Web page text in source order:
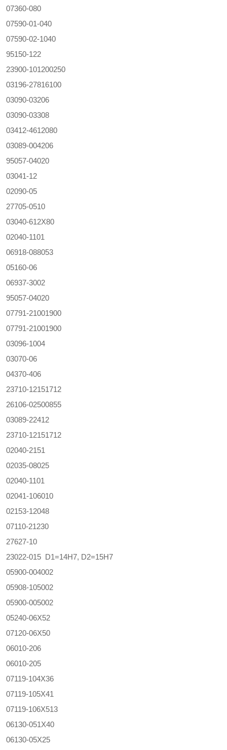
07360-080
07590-01-040
07590-02-1040
95150-122
23900-101200250
03196-27816100
03090-03206
03090-03308
03412-4612080
03089-004206
95057-04020
03041-12
02090-05
27705-0510
03040-612X80
02040-1101
06918-088053
05160-06
06937-3002
95057-04020
07791-21001900
07791-21001900
03096-1004
03070-06
04370-406
23710-12151712
26106-02500855
03089-22412
23710-12151712
02040-2151
02035-08025
02040-1101
02041-106010
02153-12048
07110-21230
27627-10
23022-015 D1=14H7, D2=15H7
05900-004002
05908-105002
05900-005002
05240-06X52
07120-06X50
06010-206
06010-205
07119-104X36
07119-105X41
07119-106X513
06130-051X40
06130-05X25